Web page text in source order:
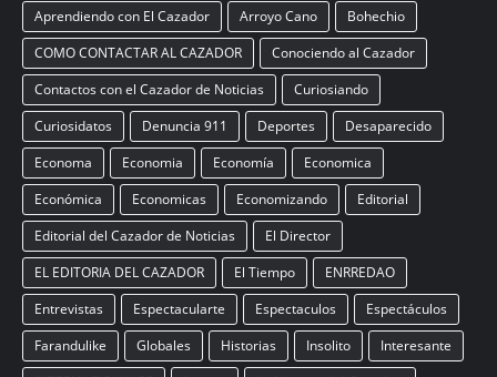
Aprendiendo con El Cazador Arroyo Cano
Bohechio
COMO CONTACTAR AL CAZADOR
Conociendo al Cazador
Contactos con el Cazador de Noticias
Curiosiando
Curiosidatos
Denuncia 911 Deportes
Desaparecido
Economa
Economia Economía
Economica
Económica
Economicas Economizando
Editorial
Editorial del Cazador de Noticias
El Director
EL EDITORIA DEL CAZADOR
El Tiempo
ENRREDAO
Entrevistas
Espectacularte Espectaculos
Espectáculos
Farandulike
Globales Historias Insolito
Interesante